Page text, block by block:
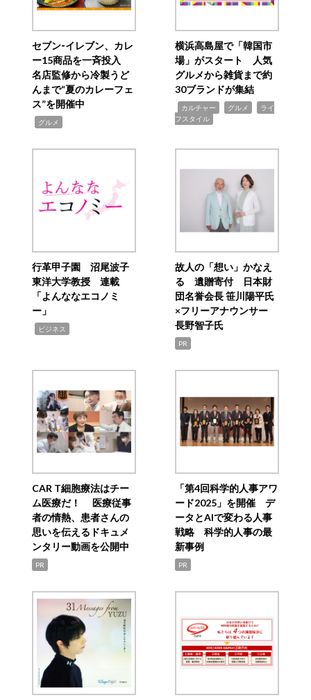
セブン‐イレブン、カレ
ー15商品を一斉投入
名店監修から冷製うど
んまで“夏のカレーフェ
ス”を開催中
グルメ
横浜高島屋で「韓国市
場」がスタート 人気
グルメから雑貨まで約
30ブランドが集結
カルチャー グルメ
ライ
フスタイル
行革甲子園 沼尾波子
東洋大学教授 連載
「よんななエコノミ
ー」
ビジネス
故人の「想い」かなえ
る 遺贈寄付 日本財
団名誉会長 笹川陽平氏
×フリーアナウンサー
長野智子氏
PR
CAR T細胞療法はチー
ム医療だ！ 医療従事
者の情熱、患者さんの
思いを伝えるドキュメ
ンタリー動画を公開中
PR
「第4回科学的人事アワ
ード2025」を開催 デ
ータとAIで変わる人事
戦略 科学的人事の最
新事例
PR